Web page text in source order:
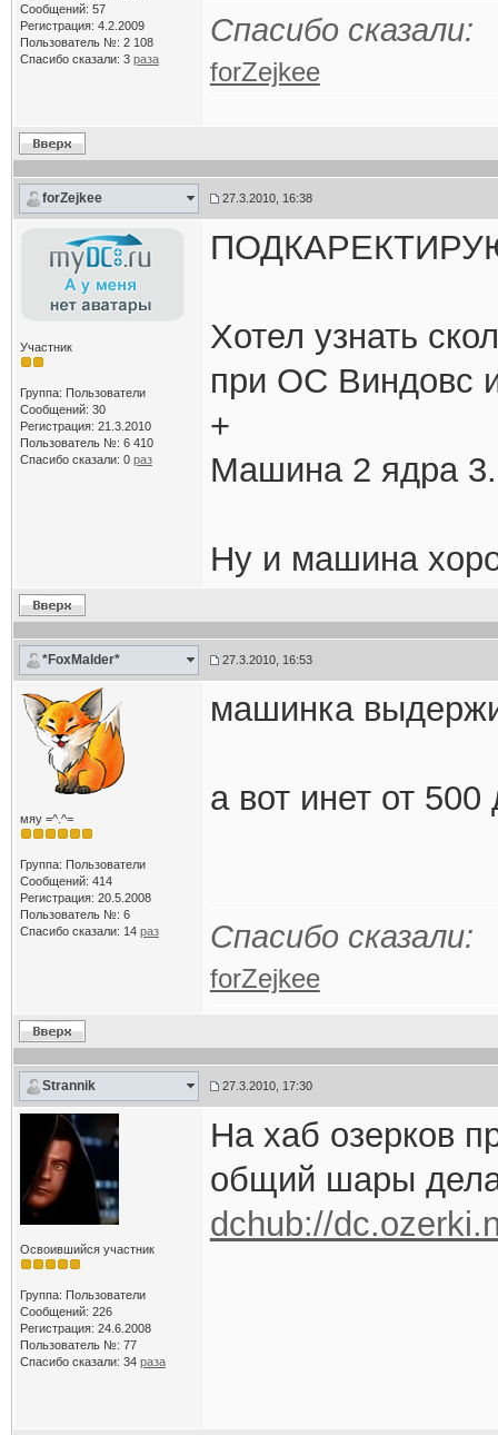
Сообщений: 57
Регистрация: 4.2.2009
Пользователь №: 2 108
Спасибо сказали: 3 раза
Спасибо сказали:
forZejkee
forZejkee 27.3.2010, 16:38
Участник
Группа: Пользователи
Сообщений: 30
Регистрация: 21.3.2010
Пользователь №: 6 410
Спасибо сказали: 0 раз
Хотел узнать
при ОС Виндовс
+
Машина 2 ядра
Ну и машина
*FoxMalder* 27.3.2010, 16:53
мяу =^.^=
Группа: Пользователи
Сообщений: 414
Регистрация: 20.5.2008
Пользователь №: 6
Спасибо сказали: 14 раз
машинка
а вот инет от
Спасибо сказали:
forZejkee
Strannik 27.3.2010, 17:30
Освоившийся участник
Группа: Пользователи
Сообщений: 226
Регистрация: 24.6.2008
Пользователь №: 77
Спасибо сказали: 34 раза
На хаб озерков
общий шары
dchub://